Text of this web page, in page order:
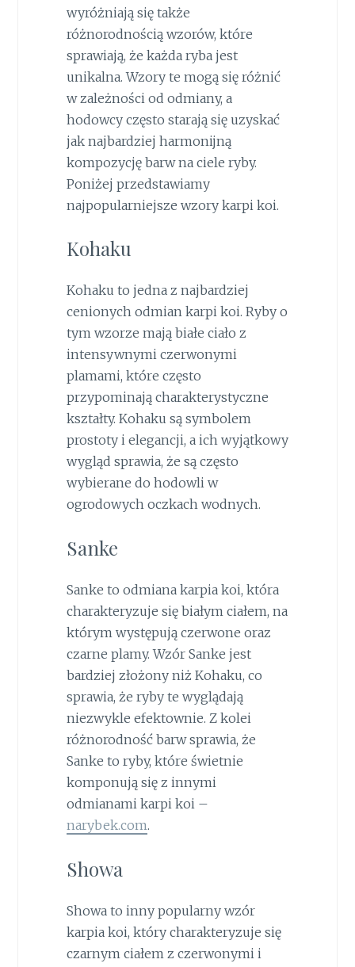
wyróżniają się także
różnorodnością wzorów, które
sprawiają, że każda ryba jest
unikalna. Wzory te mogą się różnić
w zależności od odmiany, a
hodowcy często starają się uzyskać
jak najbardziej harmonijną
kompozycję barw na ciele ryby.
Poniżej przedstawiamy
najpopularniejsze wzory karpi koi.
Kohaku
Kohaku to jedna z najbardziej
cenionych odmian karpi koi. Ryby o
tym wzorze mają białe ciało z
intensywnymi czerwonymi
plamami, które często
przypominają charakterystyczne
kształty. Kohaku są symbolem
prostoty i elegancji, a ich wyjątkowy
wygląd sprawia, że są często
wybierane do hodowli w
ogrodowych oczkach wodnych.
Sanke
Sanke to odmiana karpia koi, która
charakteryzuje się białym ciałem, na
którym występują czerwone oraz
czarne plamy. Wzór Sanke jest
bardziej złożony niż Kohaku, co
sprawia, że ryby te wyglądają
niezwykle efektownie. Z kolei
różnorodność barw sprawia, że
Sanke to ryby, które świetnie
komponują się z innymi
odmianami karpi koi –
narybek.com.
Showa
Showa to inny popularny wzór
karpia koi, który charakteryzuje się
czarnym ciałem z czerwonymi i